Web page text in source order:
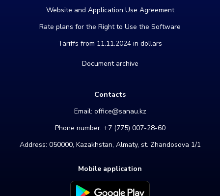
Website and Application Use Agreement
Rate plans for the Right to Use the Software
Tariffs from 11.11.2024 in dollars
Document archive
Contacts
Email: office@sanau.kz
Phone number: +7 (775) 007-28-60
Address: 050000, Kazakhstan, Almaty, st. Zhandosova 1/1
Mobile application